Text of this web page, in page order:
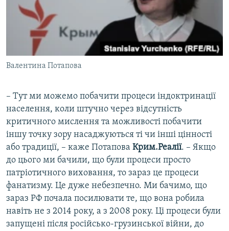
Валентина Потапова
– Тут ми можемо побачити процеси індоктринації
населення, коли штучно через відсутність
критичного мислення та можливості побачити
іншу точку зору насаджуються ті чи інші цінності
або традиції, – каже Потапова Крим.Реалії. – Якщо
до цього ми бачили, що були процеси просто
патріотичного виховання, то зараз це процеси
фанатизму. Це дуже небезпечно. Ми бачимо, що
зараз РФ почала посилювати те, що вона робила
навіть не з 2014 року, а з 2008 року. Ці процеси були
запущені після російсько-грузинської війни, до